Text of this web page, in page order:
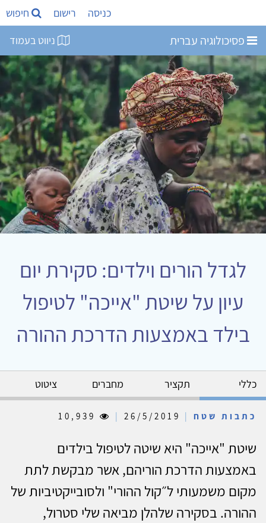
כניסה רישום חיפוש
פסיכולוגיה עברית ניווט בעמוד
לגדל הורים וילדים: סקירת יום
עיון על שיטת "אייכה" לטיפול
בילד באמצעות הדרכת ההורה
כללי תקציר מחברים ציטוט
כתבות שטח |
|
שיטת "אייכה" היא שיטה לטיפול בילדים
באמצעות הדרכת הוריהם, אשר מבקשת לתת
מקום משמעותי ל״קול ההורי" ולסובייקטיביות של
ההורה. בסקירה שלהלן מביאה שלי סטרול,